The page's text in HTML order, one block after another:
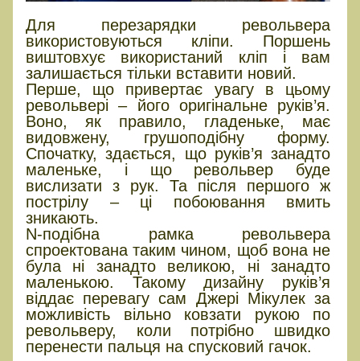
Для перезарядки револьвера
використовуються кліпи. Поршень
виштовхує використаний кліп і вам
залишається тільки вставити новий.
Перше, що привертає увагу в цьому
револьвері – його оригінальне руків’я.
Воно, як правило, гладеньке, має
видовжену, грушоподібну форму.
Спочатку, здається, що руків’я занадто
маленьке, і що револьвер буде
вислизати з рук. Та після першого ж
пострілу – ці побоювання вмить
зникають.
N-подібна рамка револьвера
спроектована таким чином, щоб вона не
була ні занадто великою, ні занадто
маленькою. Такому дизайну руків’я
віддає перевагу сам Джері Мікулек за
можливість вільно ковзати рукою по
револьверу, коли потрібно швидко
перенести пальця на спусковий гачок.